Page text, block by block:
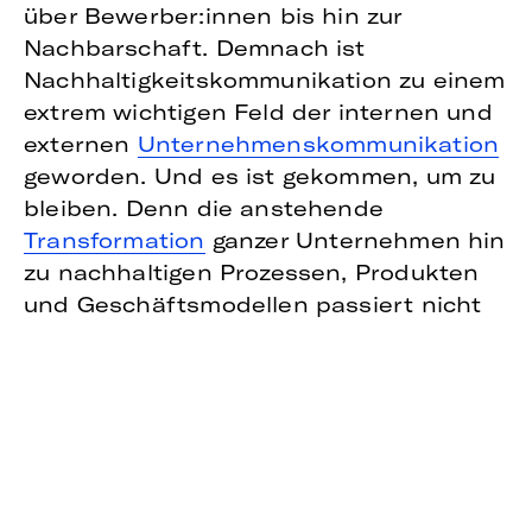
über Bewerber:innen bis hin zur
Nachbarschaft. Demnach ist
Nachhaltigkeitskommunikation zu einem
extrem wichtigen Feld der internen und
externen Unternehmenskommunikation
geworden. Und es ist gekommen, um zu
bleiben. Denn die anstehende
Transformation ganzer Unternehmen hin
zu nachhaltigen Prozessen, Produkten
und Geschäftsmodellen passiert nicht